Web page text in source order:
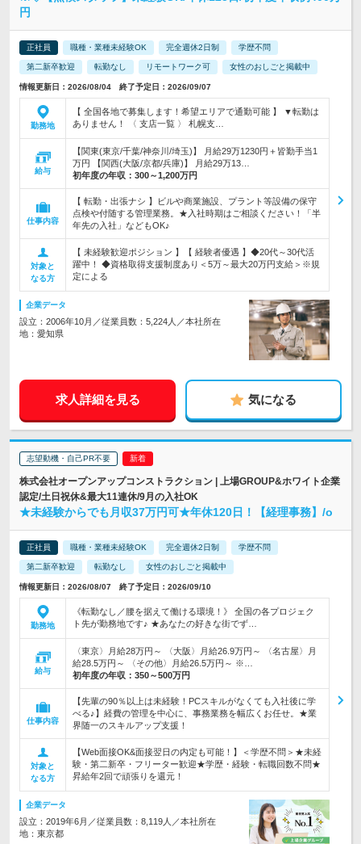
円
正社員 職種・業種未経験OK 完全週休2日制 学歴不問
第二新卒歓迎 転勤なし リモートワーク可 女性のおしごと掲載中
情報更新日：2026/08/04 終了予定日：2026/09/07
勤務地
【 全国各地で募集します！希望エリアで通勤可能 】 ▼転勤は
ありません！ 〈 支店一覧 〉 札幌支…
給与
【関東(東京/千葉/神奈川/埼玉)】 月給29万1230円＋皆勤手当1
万円 【関西(大阪/京都/兵庫)】 月給29万13…
初年度の年収： 300～1,200万円
仕事内容
【 転勤・出張ナシ 】ビルや商業施設、プラント等設備の保守
点検や付随する管理業務。★入社時期はご相談ください！「半
年先の入社」などもOK♪
対象と
なる方
【 未経験歓迎ポジション 】【 経験者優遇 】◆20代～30代活
躍中！ ◆資格取得支援制度あり＜5万～最大20万円支給＞※規
定による
企業データ
設立：2006年10月／従業員数：5,224人／本社所在
地：愛知県
求人詳細を見る 気になる
志望動機・自己PR不要
株式会社オープンアップコンストラクション | 上場GROUP&ホワイト企業
認定/土日祝休&最大11連休/9月の入社OK
★未経験からでも月収37万円可★年休120日！【経理事務】/o
正社員 職種・業種未経験OK 完全週休2日制 学歴不問
第二新卒歓迎 転勤なし 女性のおしごと掲載中
情報更新日：2026/08/07 終了予定日：2026/09/10
勤務地
《転勤なし／腰を据えて働ける環境！》 全国の各プロジェク
ト先が勤務地です♪ ★あなたの好きな街でず…
給与
〈東京〉月給28万円～ 〈大阪〉月給26.9万円～ 〈名古屋〉月
給28.5万円～ 〈その他〉月給26.5万円～ ※…
初年度の年収： 350～500万円
仕事内容
【先輩の90％以上は未経験！PCスキルがなくても入社後に学
べる♪】経費の管理を中心に、事務業務を幅広くお任せ。★業
界随一のスキルアップ支援！
対象と
なる方
【Web面接OK&面接翌日の内定も可能！】＜学歴不問＞★未経
験・第二新卒・フリーター歓迎★学歴・経験・転職回数不問★
昇給年2回で頑張りを還元！
企業データ
設立：2019年6月／従業員数：8,119人／本社所在
地：東京都